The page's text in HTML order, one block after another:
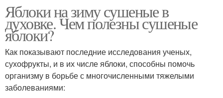
Яблоки на зиму сушеные в
духовке. Чем полезны сушеные
яблоки?
Как показывают последние исследования ученых,
сухофрукты, и в их числе яблоки, способны помочь
организму в борьбе с многочисленными тяжелыми
заболеваниями: